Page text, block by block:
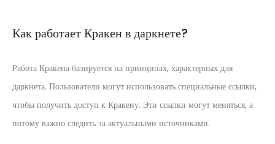
Как работает Кракен в даркнете?
Работа Кракена базируется на принципах, характерных для
даркнета. Пользователи могут использовать специальные ссылки,
чтобы получить доступ к Кракену. Эти ссылки могут меняться, а
потому важно следить за актуальными источниками.